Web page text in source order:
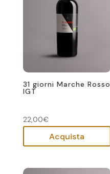
31 giorni Marche Rosso
IGT
22,00€
Acquista